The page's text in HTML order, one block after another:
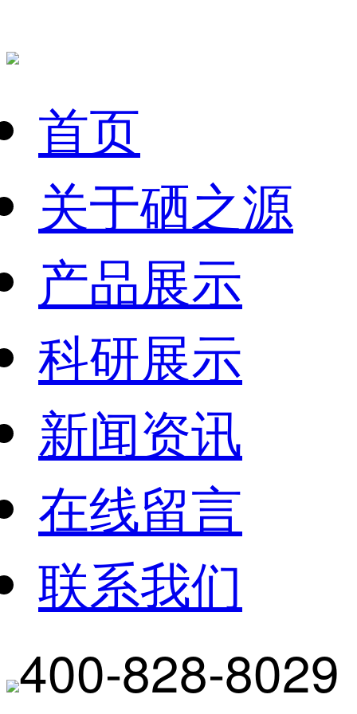
首页
关于硒之源
产品展示
科研展示
新闻资讯
在线留言
联系我们
400-828-8029